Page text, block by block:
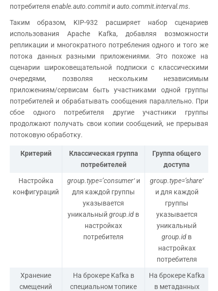
потребителя enable.auto.commitи auto.commit.interval.ms.
Таким образом, KIP-932 расширяет набор сценариев
использования Apache Kafka, добавляя возможности
репликации и многократного потребления одного и того же
потока данных разными приложениями. Это похоже на
сценарии широковещательной подписки с классическими
очередями, позволяя нескольким независимым
приложениям/сервисам быть участниками одной группы
потребителей и обрабатывать сообщения параллельно. При
сбое одного потребителя другие участники группы
продолжают получать свои копии сообщений, не прерывая
потоковую обработку.
Критерий
Классическая группа
потребителей
Группа общего
доступа
Настройка
конфигураций
group.type=’consumer‘и
для каждой группы
указывается
уникальный group.id в
настройках
потребителя
group.type=’share‘
и для каждой
группы
указывается
уникальный
group.id в
настройках
потребителя
Хранение
смещений
На брокере Kafka в
специальном топике
На брокере Kafka
в метаданных